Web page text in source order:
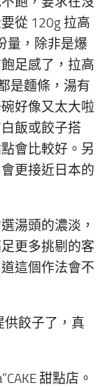
從 120g 拉高
量，除非是爆
足感了，拉高
是麵條，湯有
好像又太大啦
飯或餃子搭
會比較好。另
更接近日本的
湯頭的濃淡，
更多挑剔的客
這個作法會不
供餃子了，真
甜點店。